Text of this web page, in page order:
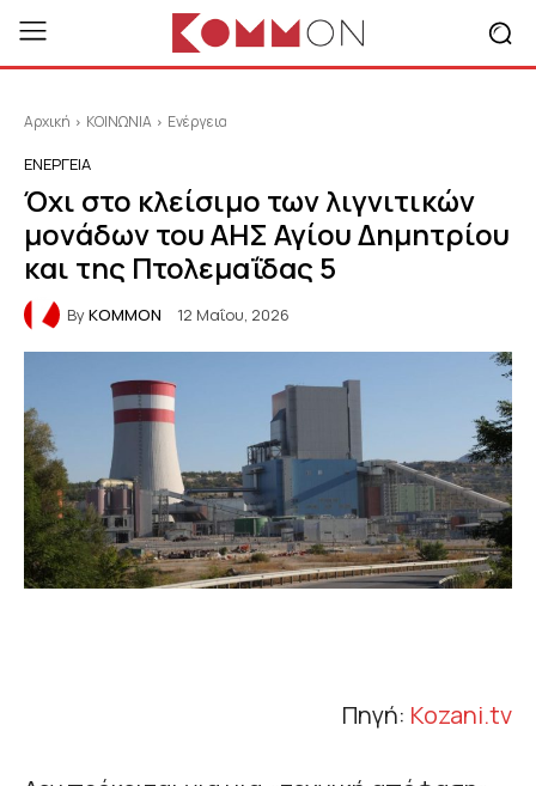
Αρχική ΚΟΙΝΩΝΙΑ Ενέργεια
ΕΝΈΡΓΕΙΑ
Όχι στο κλείσιμο των λιγνιτικών
μονάδων του ΑΗΣ Αγίου Δημητρίου
και της Πτολεμαΐδας 5
ByKOMMON 12 Μαΐου, 2026
Πηγή: Kozani.tv